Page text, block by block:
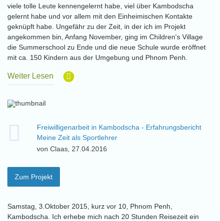
viele tolle Leute kennengelernt habe, viel über Kambodscha
gelernt habe und vor allem mit den Einheimischen Kontakte
geknüpft habe. Ungefähr zu der Zeit, in der ich im Projekt
angekommen bin, Anfang November, ging im Children's Village
die Summerschool zu Ende und die neue Schule wurde eröffnet
mit ca. 150 Kindern aus der Umgebung und Phnom Penh.
Weiter Lesen
Freiwilligenarbeit in Kambodscha - Erfahrungsbericht
Meine Zeit als Sportlehrer
von Claas, 27.04.2016
Zum Projekt
Samstag, 3.Oktober 2015, kurz vor 10, Phnom Penh,
Kambodscha. Ich erhebe mich nach 20 Stunden Reisezeit ein